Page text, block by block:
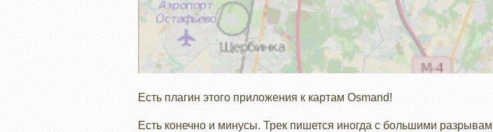
Есть плагин этого приложения к картам Osmand!
Есть конечно и минусы. Трек пишется иногда с большими